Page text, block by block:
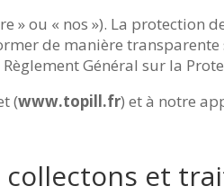
» ou « nos »). La
de manière
Général sur la
(www.topill.fr) et à notre
collectons et